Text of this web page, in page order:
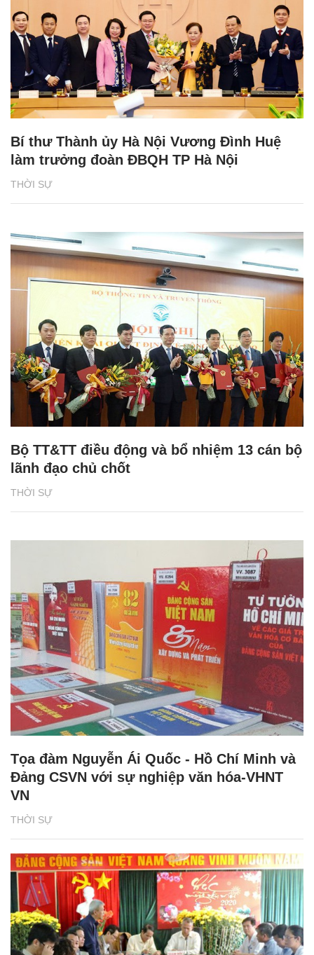
THỜI SỰ
Bí thư Thành ủy Hà Nội Vương Đình Huệ
làm trưởng đoàn ĐBQH TP Hà Nội
THỜI SỰ
Bộ TT&TT điều động và bổ nhiệm 13 cán bộ
lãnh đạo chủ chốt
THỜI SỰ
Tọa đàm Nguyễn Ái Quốc - Hồ Chí Minh và
Đảng CSVN với sự nghiệp văn hóa-VHNT
VN